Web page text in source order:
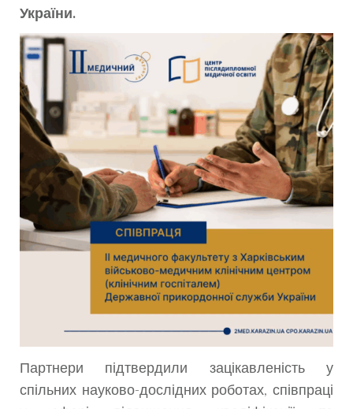
України.
Партнери підтвердили зацікавленість у
спільних науково-дослідних роботах, співпраці